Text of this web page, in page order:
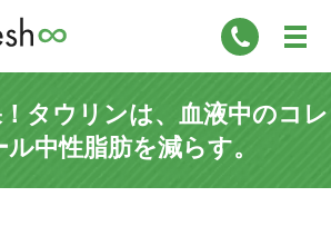
タウリンは、血液中のコレ
中性脂肪を減らす。